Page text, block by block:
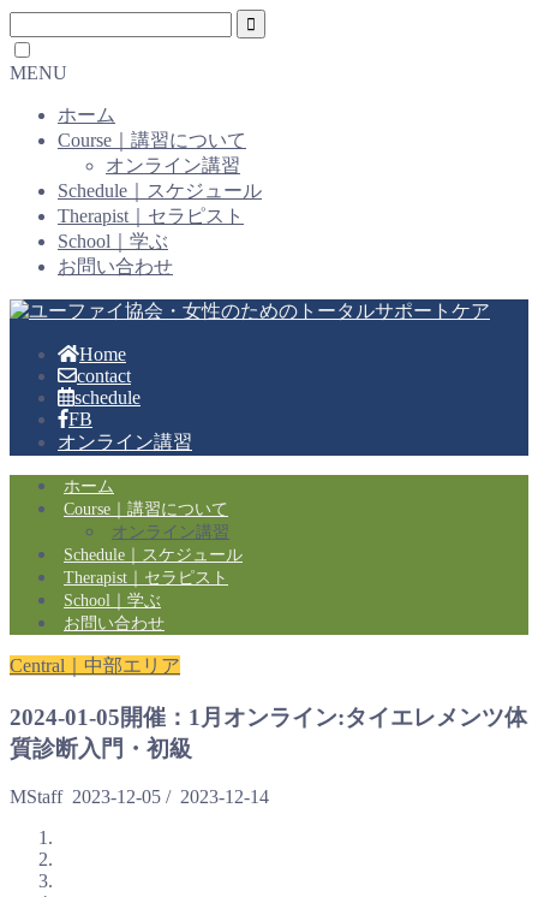
MENU
ホーム
Course｜講習について
オンライン講習
Schedule｜スケジュール
Therapist｜セラピスト
School｜学ぶ
お問い合わせ
Home
contact
schedule
FB
オンライン講習
ホーム
Course｜講習について
オンライン講習
Schedule｜スケジュール
Therapist｜セラピスト
School｜学ぶ
お問い合わせ
Central｜中部エリア
2024-01-05開催：1月オンライン:タイエレメンツ体
質診断入門・初級
MStaff 2023-12-05 / 2023-12-14